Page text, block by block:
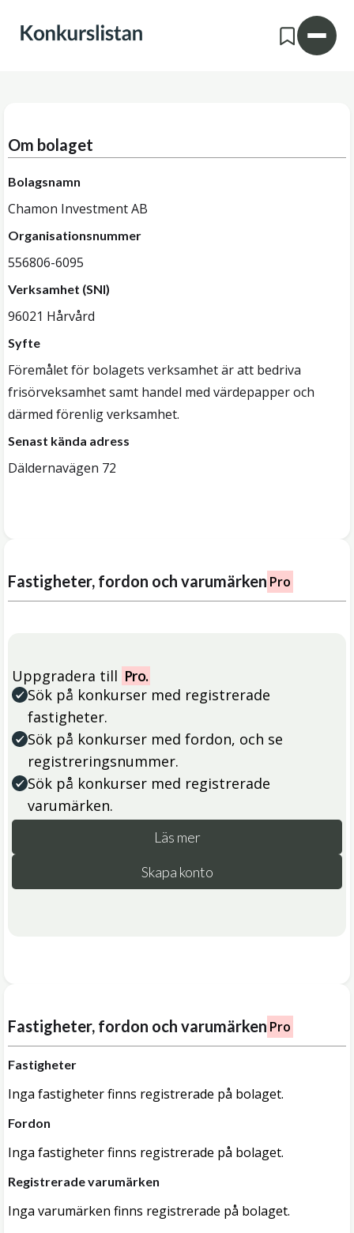
Om bolaget
Bolagsnamn
Chamon Investment AB
Organisationsnummer
556806-6095
Verksamhet (SNI)
96021 Hårvård
Syfte
Föremålet för bolagets verksamhet är att bedriva
frisörveksamhet samt handel med värdepapper och
därmed förenlig verksamhet.
Senast kända adress
Däldernavägen 72
Fastigheter, fordon och varumärken Pro
Uppgradera till Pro.
Sök på konkurser med registrerade
fastigheter.
Sök på konkurser med fordon, och se
registreringsnummer.
Sök på konkurser med registrerade
varumärken.
Läs mer
Skapa konto
Fastigheter, fordon och varumärken Pro
Fastigheter
Inga fastigheter finns registrerade på bolaget.
Fordon
Inga fastigheter finns registrerade på bolaget.
Registrerade varumärken
Inga varumärken finns registrerade på bolaget.